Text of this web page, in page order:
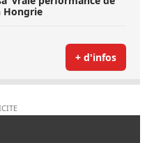
Hongrie
+ d'infos